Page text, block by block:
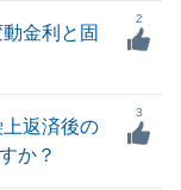
金利と固
2
上返済後の
か？
3